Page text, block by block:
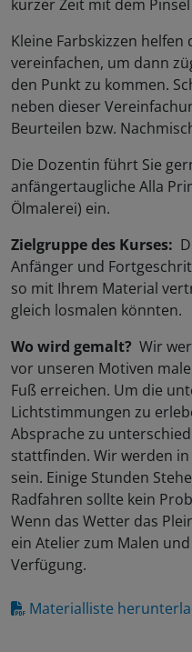
kurzer Zeit mit dem
Kleine Farbskizzen helfen
vereinfachen, um dann
den Punkt zu kommen.
neben dieser
Beurteilen bzw.
Die Dozentin führt Sie
anfängertaugliche Alla
Ölmalerei) ein.
Zielgruppe des Kurses:
Anfänger und
so mit Ihrem Material
gleich losmalen könnten.
Wo wird gemalt? Wir
vor unseren Motiven
Fuß erreichen. Um die
Lichtstimmungen zu
Absprache zu
stattfinden. Wir werden
sein. Einige Stunden
Radfahren sollte kein
Wenn das Wetter das
ein Atelier zum Malen
Verfügung.
Materialliste